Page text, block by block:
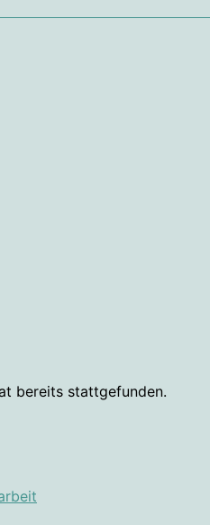
bereits stattgefunden.